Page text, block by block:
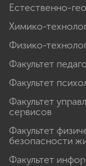
Естественно-
Химико-
Физико-
Факультет
Факультет
Факультет
сервисов
Факультет
безопасности
Факультет